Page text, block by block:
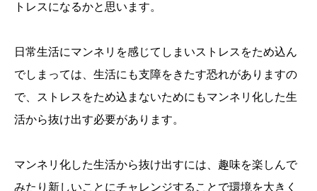
トレスになるかと思います。
日常生活にマンネリを感じてしまいストレスをため込ん
でしまっては、生活にも支障をきたす恐れがありますの
で、ストレスをため込まないためにもマンネリ化した生
活から抜け出す必要があります。
マンネリ化した生活から抜け出すには、趣味を楽しんで
みたり新しいことにチャレンジすることで環境を大きく
誕生日ランキング 金運神社 金運財布 姓名判断